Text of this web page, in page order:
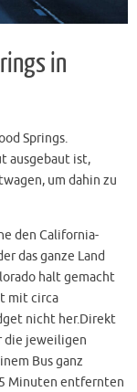
in
Springs.
ausgebaut ist,
um dahin zu
den California-
das ganze Land
halt gemacht
mit circa
nicht her.Direkt
die jeweiligen
Bus ganz
Minuten entfernten